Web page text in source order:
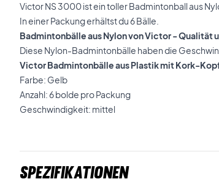
Victor NS 3000 ist ein toller Badmintonball aus
In einer Packung erhältst du 6 Bälle.
Badmintonbälle aus Nylon von Victor - Qualität
Diese Nylon-Badmintonbälle haben die
Victor Badmintonbälle aus Plastik mit Kork-
Farbe: Gelb
Anzahl: 6 bolde pro Packung
Geschwindigkeit: mittel
Spezifikationen